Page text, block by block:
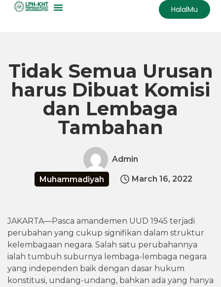
HalalMu
Tidak Semua Urusan
harus Dibuat Komisi
dan Lembaga
Tambahan
Admin
Muhammadiyah March 16, 2022
JAKARTA—Pasca amandemen UUD 1945 terjadi
perubahan yang cukup signifikan dalam struktur
kelembagaan negara. Salah satu perubahannya
ialah tumbuh suburnya lembaga-lembaga negara
yang independen baik dengan dasar hukum
konstitusi, undang-undang, bahkan ada yang hanya